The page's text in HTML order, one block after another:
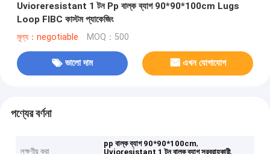
Uvioreresistant 1 টন Pp বাল্ক ব্যাগ 90*90*100cm Lugs
Loop FIBC কাস্টম প্যাকেজিং
মূল্য：negotiable MOQ：500
ভালো দাম এখন যোগাযোগ
পণ্যের বর্ণনা
লক্ষণীয় করা
pp বাল্ক ব্যাগ 90*90*100cm,
Uvioresistant 1 টন বাল্ক ব্যাগ সরবরাহকারী,